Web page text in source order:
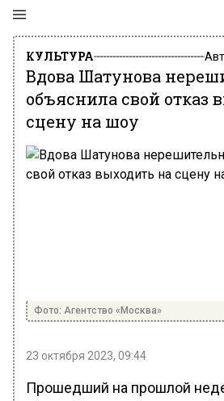
КУЛЬТУРА
Вдова Шатунова
объяснила свой отказ
сцену на шоу
Фото: Агентство «Москва»
23 октября 2023, 09:44
Прошедший на прошлой